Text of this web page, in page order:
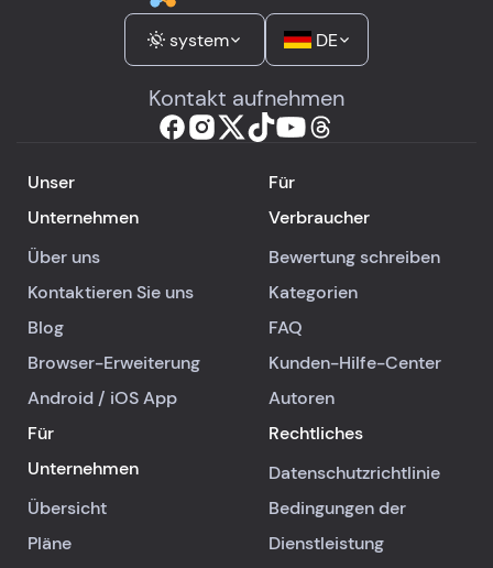
system DE
Kontakt aufnehmen
Unser
Unternehmen
Über uns
Kontaktieren Sie uns
Blog
Browser-Erweiterung
Android / iOSApp
Für
Verbraucher
Bewertung schreiben
Kategorien
FAQ
Kunden-Hilfe-Center
Autoren
Für
Unternehmen
Übersicht
Pläne
Rechtliches
Datenschutzrichtlinie
Bedingungen der
Dienstleistung